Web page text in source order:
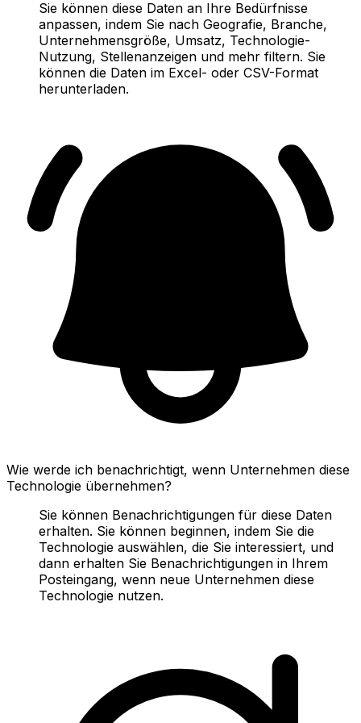
Sie können diese Daten an Ihre Bedürfnisse
anpassen, indem Sie nach Geografie, Branche,
Unternehmensgröße, Umsatz, Technologie-
Nutzung, Stellenanzeigen und mehr filtern. Sie
können die Daten im Excel- oder CSV-Format
herunterladen.
Wie werde ich benachrichtigt, wenn Unternehmen diese
Technologie übernehmen?
Sie können Benachrichtigungen für diese Daten
erhalten. Sie können beginnen, indem Sie die
Technologie auswählen, die Sie interessiert, und
dann erhalten Sie Benachrichtigungen in Ihrem
Posteingang, wenn neue Unternehmen diese
Technologie nutzen.